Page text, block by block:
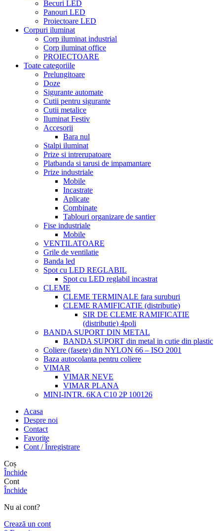
Becuri LED
Panouri LED
Proiectoare LED
Corpuri iluminat
Corp iluminat industrial
Corp iluminat office
PROIECTOARE
Toate categoriile
Prelungitoare
Doze
Sigurante automate
Cutii pentru sigurante
Cutii metalice
Iluminat Festiv
Accesorii
Bara nul
Stalpi iluminat
Prize si intrerupatoare
Platbanda si tarusi de impamantare
Prize industriale
Mobile
Incastrate
Aplicate
Combinate
Tablouri organizare de santier
Fise industriale
Mobile
VENTILATOARE
Grile de ventilatie
Banda led
Spot cu LED REGLABIL
Spot cu LED reglabil incastrat
CLEME
CLEME TERMINALE fara suruburi
CLEME RAMIFICATIE (distributie)
SIR DE CLEME RAMIFICATIE
(distributie) 4poli
BANDA SUPORT DIN METAL
BANDA SUPORT din metal in cutie din plastic
Coliere (fasete) din NYLON 66 – ISO 2001
Baza autocolanta pentru coliere
VIMAR
VIMAR NEVE
VIMAR PLANA
MINI-INTR. 6KA C10 2P 100126
Acasa
Despre noi
Contact
Favorite
Cont / Înregistrare
Coș
Închide
Cont
Închide
Nu ai cont?
Crează un cont